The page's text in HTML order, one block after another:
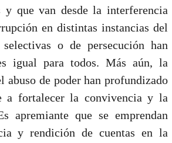
y que van desde la interferencia
en distintas instancias del
o de persecución han
igual para todos. Más aún, la
de poder han profundizado
a fortalecer la convivencia y la
apremiante que se emprendan
y rendición de cuentas en la